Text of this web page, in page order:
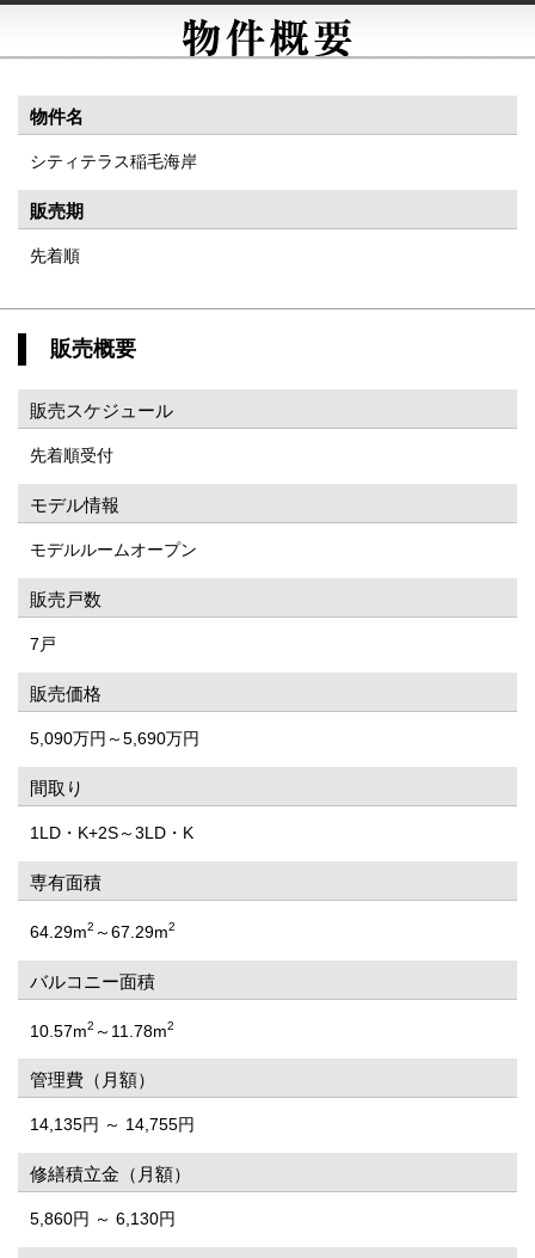
物件名
シティテラス稲毛海岸
販売期
先着順
販売概要
販売スケジュール
先着順受付
モデル情報
モデルルームオープン
販売戸数
7戸
販売価格
5,090万円～5,690万円
間取り
1LD・K+2S～3LD・K
専有面積
64.29m2 ～67.29m2
バルコニー面積
10.57m2 ～11.78m2
管理費（月額）
14,135円 ～ 14,755円
修繕積立金（月額）
5,860円 ～ 6,130円